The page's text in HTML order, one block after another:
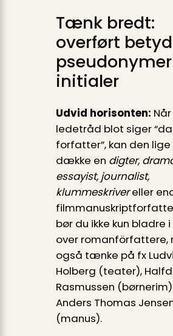
Tænk bredt:
overført
initialer
Udvid horisonten:
ledetråd blot siger
forfatter”, kan den lige
dække en digter,
essayist, journalist,
klummeskrivereller
bør du ikke kun bladre
over romanförfattere,
også tænke på fx
Holberg (teater),
Rasmussen
Anders Thomas
(manus).